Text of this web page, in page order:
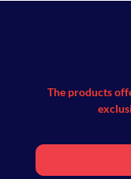
The products